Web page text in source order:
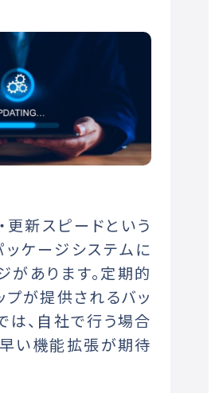
更新スピードという
ッケージシステムに
があります。定期的
プが提供されるバッ
は、自社で行う場合
い機能拡張が期待